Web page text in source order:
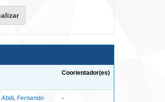
Coorientador(es)
Abib, Fernando
-